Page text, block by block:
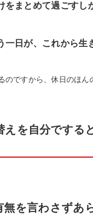
をまとめて過ごすし
一日が、これから生
のですから、休日のほん
を自分でする
を言わさずあ